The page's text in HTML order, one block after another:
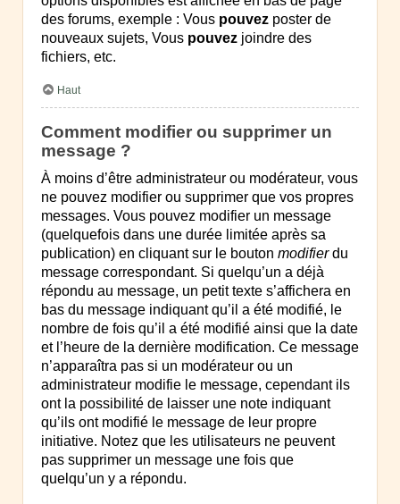
des forums, exemple : Vous pouvez poster de
nouveaux sujets, Vous pouvez joindre des
fichiers, etc.
Haut
Comment modifier ou supprimer un
message ?
À moins d’être administrateur ou modérateur, vous
ne pouvez modifier ou supprimer que vos propres
messages. Vous pouvez modifier un message
(quelquefois dans une durée limitée après sa
publication) en cliquant sur le bouton modifierdu
message correspondant. Si quelqu’un a déjà
répondu au message, un petit texte s’affichera en
bas du message indiquant qu’il a été modifié, le
nombre de fois qu’il a été modifié ainsi que la date
et l’heure de la dernière modification. Ce message
n’apparaîtra pas si un modérateur ou un
administrateur modifie le message, cependant ils
ont la possibilité de laisser une note indiquant
qu’ils ont modifié le message de leur propre
initiative. Notez que les utilisateurs ne peuvent
pas supprimer un message une fois que
quelqu’un y a répondu.